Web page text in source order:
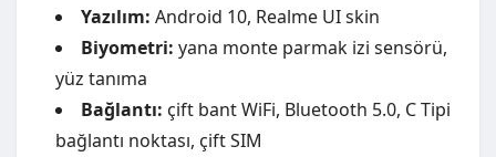
Yazılım: Android 10, Realme UI skin
Biyometri: yana monte parmak izi sensörü,
yüz tanıma
Bağlantı: çift ​​bant WiFi, Bluetooth 5.0, C Tipi
bağlantı noktası, çift SIM